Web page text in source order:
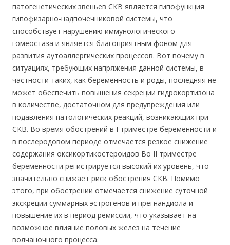
патогенетических звеньев СКВ является гипофункция
гипофизарно-надпочечниковой системы, что
способствует нарушению иммунологического
гомеостаза и является благоприятным фоном для
развития аутоаллергических процессов. Вот почему в
ситуациях, требующих напряжения данной системы, в
частности таких, как беременность и роды, последняя не
может обеспечить повышения секреции гидрокортизона
в количестве, достаточном для предупреждения или
подавления патологических реакций, возникающих при
СКВ. Во время обострений в I триместре беременности и
в послеродовом периоде отмечается резкое снижение
содержания оксикортикостероидов Во II триместре
беременности регистрируется высокий их уровень, что
значительно снижает риск обострения СКВ. Помимо
этого, при обострении отмечается снижение суточной
экскреции суммарных эстрогенов и прегнандиола и
повышение их в период ремиссии, что указывает на
возможное влияние половых желез на течение
волчаночного процесса.